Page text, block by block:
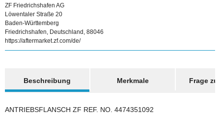
ZF Friedrichshafen AG
Löwentaler Straße 20
Baden-Württemberg
Friedrichshafen, Deutschland, 88046
https://aftermarket.zf.com/de/
Beschreibung
Merkmale Frage
ANTRIEBSFLANSCH ZF REF. NO. 4474351092